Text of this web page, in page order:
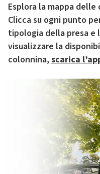
Esplora la mappa
Clicca su ogni punto
tipologia della presa e
visualizzare la
colonnina, scarica